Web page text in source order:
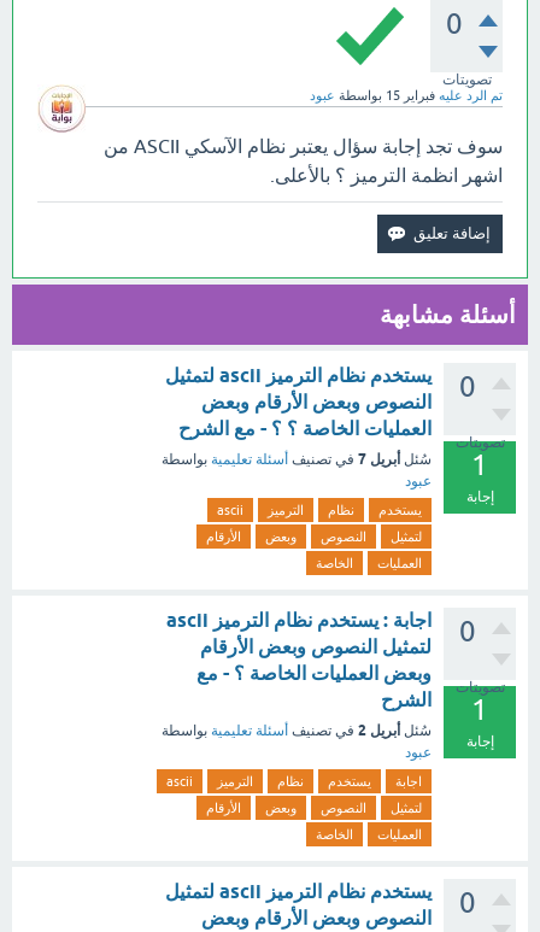
0
تصويتات
تم الرد عليه فبراير 15 بواسطة عبود
سوف تجد إجابة سؤال يعتبر نظام الآسكي ASCII من
اشهر انظمة الترميز ؟ بالأعلى.
أسئلة مشابهة
0
تصويتات
1
إجابة
يستخدم نظام الترميز ascii لتمثيل
النصوص وبعض الأرقام وبعض
العمليات الخاصة ؟ ؟ - مع الشرح
سُئل أبريل 7 في تصنيف أسئلة تعليمية بواسطة
عبود
يستخدم نظام الترميز
ascii
لتمثيل
النصوص وبعض
الأرقام
العمليات
الخاصة
0
تصويتات
1
إجابة
اجابة : يستخدم نظام الترميز ascii
لتمثيل النصوص وبعض الأرقام
وبعض العمليات الخاصة ؟ - مع
الشرح
سُئل أبريل 2 في تصنيف أسئلة تعليمية بواسطة
عبود
اجابة يستخدم نظام الترميز
ascii
لتمثيل
النصوص وبعض
الأرقام
العمليات
الخاصة
0
يستخدم نظام الترميز ascii لتمثيل
النصوص وبعض الأرقام وبعض